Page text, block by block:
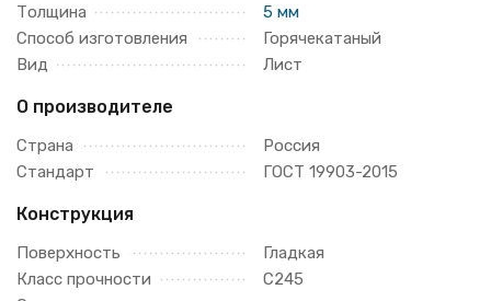
Толщина
5 мм
Способ изготовления
Горячекатаный
Вид
Лист
О производителе
Страна
Россия
Стандарт
ГОСТ 19903-2015
Конструкция
Поверхность
Гладкая
Класс прочности
С245